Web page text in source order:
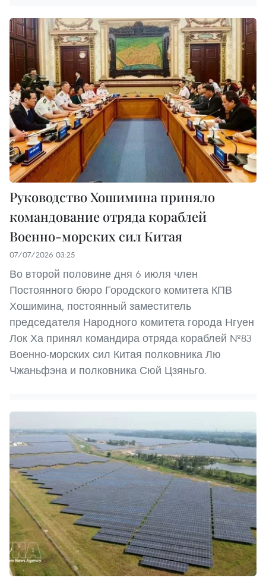
Руководство Хошимина приняло
командование отряда кораблей
Военно-морских сил Китая
07/07/2026 03:25
Во второй половине дня 6 июля член
Постоянного бюро Городского комитета КПВ
Хошимина, постоянный заместитель
председателя Народного комитета города Нгуен
Лок Ха принял командира отряда кораблей №83
Военно-морских сил Китая полковника Лю
Чжаньфэна и полковника Сюй Цзяньго.